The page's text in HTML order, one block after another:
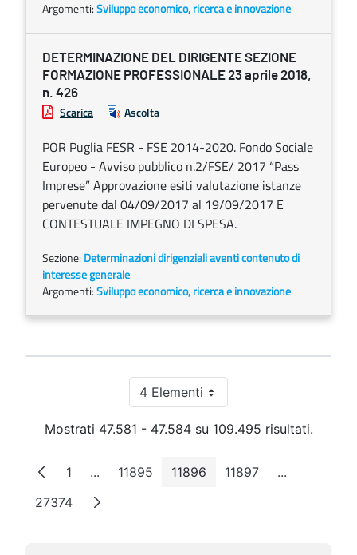
Argomenti:Sviluppo economico, ricerca e innovazione
DETERMINAZIONE DEL DIRIGENTE SEZIONE
FORMAZIONE PROFESSIONALE 23 aprile 2018,
n. 426
Scarica Ascolta
POR Puglia FESR - FSE 2014-2020. Fondo Sociale
Europeo - Avviso pubblico n.2/FSE/ 2017 “Pass
Imprese” Approvazione esiti valutazione istanze
pervenute dal 04/09/2017 al 19/09/2017 E
CONTESTUALE IMPEGNO DI SPESA.
Sezione: Determinazioni dirigenziali aventi contenuto di
interesse generale
Argomenti:Sviluppo economico, ricerca e innovazione
4 ElementiPer pagina
Mostrati 47.581 - 47.584 su 109.495 risultati.
Pagina
1 ...Pagine intermedie
Pagina
11895 Pagina
11896 Pagina
11897 ...Pagine
Pagina
27374